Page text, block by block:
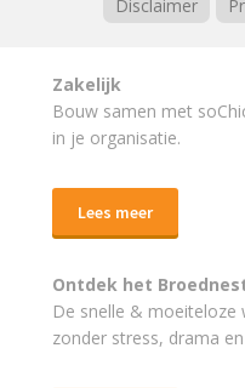
Disclaimer
Zakelijk
Bouw samen met
in je organisatie.
Lees meer
Ontdek het
De snelle & moeiteloze
zonder stress, drama